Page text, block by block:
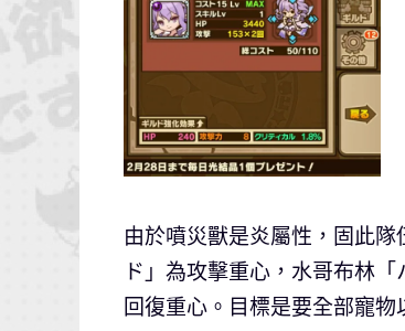
由於噴災獸是炎屬性，固此
ド」為攻擊重心，水哥布林
回復重心。目標是要全部寵